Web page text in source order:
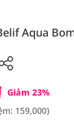
Aqua
Giảm 23%
159,000)